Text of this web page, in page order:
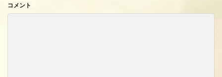
コメント